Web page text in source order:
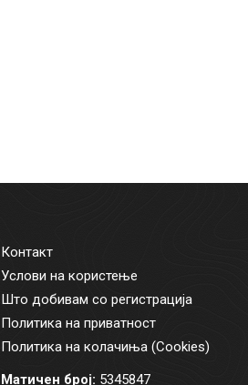
Контакт
Услови на користење
Што добивам со регистрација
Политика на приватност
Политика на колачиња (Cookies)
Матичен број: 5345847